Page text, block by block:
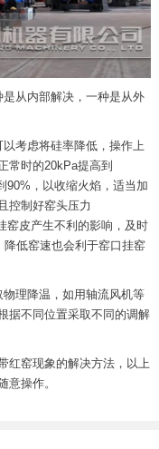
从内部解决，一种是从外
考虑将硅率降低，操作上
常时的20kPa提高到
90%，以收缩火焰，适当加
控制好窑头压力
窑皮产生不利的影响，及时
降低窑速也会利于窑口挂窑
理降温，如用轴流风机等
据不同位置采取不同的调解
红窑现象的解决方法，以上
意操作。